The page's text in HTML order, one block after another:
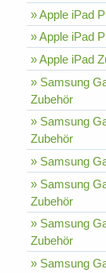
» Apple iPad
» Apple iPad
» Apple iPad
» Samsung
Zubehör
» Samsung
Zubehör
» Samsung
» Samsung
Zubehör
» Samsung
Zubehör
» Samsung